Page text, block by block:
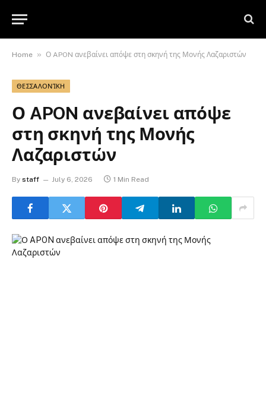
Home » Ο APON ανεβαίνει απόψε στη σκηνή της Μονής Λαζαριστών
ΘΕΣΣΑΛΟΝΊΚΗ
Ο APON ανεβαίνει απόψε
στη σκηνή της Μονής
Λαζαριστών
By staff July 6, 2026 1 Min Read